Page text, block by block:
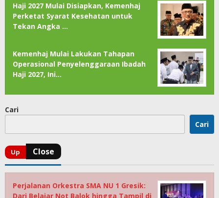
Haji 2027 Mulai Disiapkan, Kemenhaj
Perketat Syarat Kesehatan untuk
Tekan Angka …
Kemenhaj Mulai Lakukan Tahapan
Operasional Penyelenggaraan Ibadah
Haji 2027, Ini…
Cari
Cari
Perjalanan Orkestra SMA NU 1 Gresik:
Dari Belajar Not Balok hingga Tampil di